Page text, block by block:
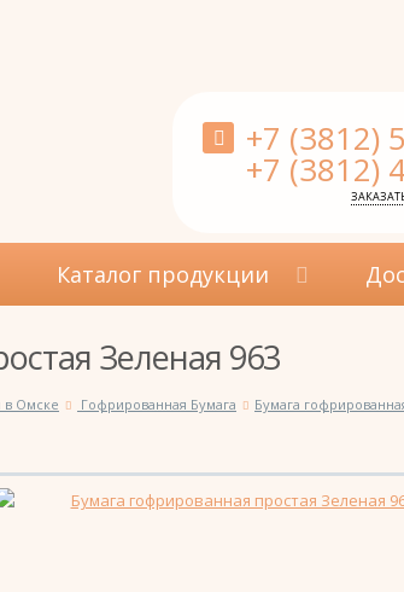
+7 (3812)
+7 (3812)
Каталог продукции
Зеленая 963
в Омске Гофрированная Бумага Бумага